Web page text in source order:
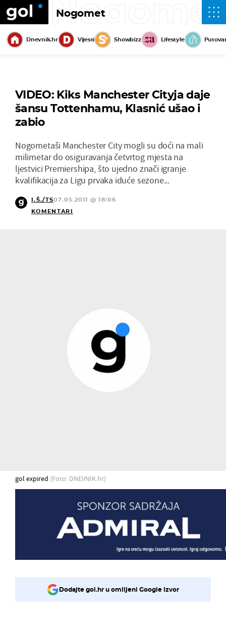
Nogomet
Dnevnik.hr Vijesti Showbizz Lifestyle
VIDEO: Kiks Manchester Cityja daje
šansu Tottenhamu, Klasnić ušao i
zabio
Nogometaši Manchester City mogli su doći na mali
milimetar do osiguravanja četvrtog mjesta na
ljestvici Premiershipa, što ujedno znači igranje
kvalifikacija za Ligu prvaka iduće sezone...
I.Š./TS07.05.2011 @ 18:06
KOMENTARI
gol expired (Foto: DNEVNIK.hr)
Dodajte gol.hr u omiljeni Google izvor